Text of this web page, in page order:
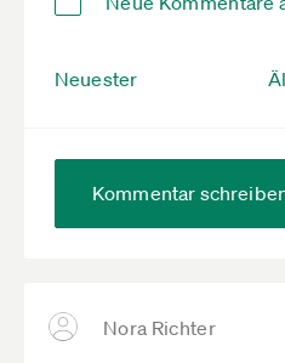
Neuester
Kommentar
Nora Richter